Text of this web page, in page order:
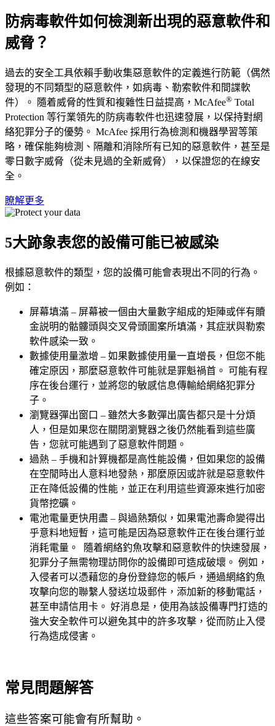
防病毒軟件如何檢測新出現的惡意軟件和
威脅 ？
過去的安全工具依賴手動收集惡意軟件的定義進行防範（偶然
發現的不同類型的惡意軟件，如病毒、勒索軟件和間諜軟
件）。 隨着威脅的性質和複雜性日益提高，McAfee® Total
Protection 等行業領先的防病毒軟件也迅速發展，以保持對網
絡犯罪分子的優勢。 McAfee 採用行為檢測和機器學習等策
略，確保能夠檢測、隔離和消除所有已知的惡意軟件，甚至是
零日數字威脅（從未見過的全新威脅），以保證您的在線安
全。
瞭解更多
5大跡象表您的設備可能已被感染
根據惡意軟件的類型，您的設備可能會表現出不同的行為。
例如：
屏幕填滿 – 屏幕被一個由大量數字組成的矩陣或伴有贖
金説明的骷髏頭與交叉骨頭圖案所填滿，其症狀與勒索
軟件感染一致。
數據使用量激增 – 如果數據使用量一直增長，但您不能
確定原因，那麼惡意軟件可能就是罪魁禍首。 可能有程
序在後台運行，並將您的敏感信息傳輸給網絡犯罪分
子。
瀏覽器彈出窗口 – 雖然大多數彈出廣告都只是十分煩
人，但是如果您在關閉瀏覽器之後仍然能看到這些廣
告，您就可能遇到了惡意軟件問題。
過熱 – 手機和計算機都是高性能設備，但如果您的設備
在空閒時出人意料地發熱，那麼原因或許就是惡意軟件
正在降低設備的性能，並正在利用這些資源來進行加密
貨幣挖礦。
電池電量更快用盡 – 與過熱類似，如果電池壽命變得出
乎意料地短暫，這可能是因為惡意軟件正在後台運行並
消耗電量。 隨着網絡釣魚攻擊和惡意軟件的快速發展，
犯罪分子無需物理訪問你的設備即可造成破壞。 例如，
入侵者可以憑藉您的身份登錄您的帳戶，通過網絡釣魚
攻擊向您的聯繫人發送垃圾郵件，添加新的移動電話，
甚至申請信用卡。 好消息是，使用為該設備專門打造的
強大安全軟件可以避免其中的許多攻擊，從而防止入侵
行為造成侵害。
常見問題解答
這些答案可能會有所幫助。